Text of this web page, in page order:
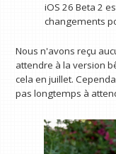
iOS 26 Beta 2
changements
Nous n'avons reçu
attendre à la version
cela en juillet.
pas longtemps à